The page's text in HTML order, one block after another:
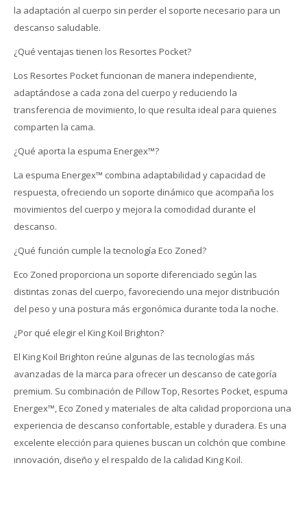
la adaptación al cuerpo sin perder el soporte necesario para un
descanso saludable.
¿Qué ventajas tienen los Resortes Pocket?
Los Resortes Pocket funcionan de manera independiente,
adaptándose a cada zona del cuerpo y reduciendo la
transferencia de movimiento, lo que resulta ideal para quienes
comparten la cama.
¿Qué aporta la espuma Energex™?
La espuma Energex™ combina adaptabilidad y capacidad de
respuesta, ofreciendo un soporte dinámico que acompaña los
movimientos del cuerpo y mejora la comodidad durante el
descanso.
¿Qué función cumple la tecnología Eco Zoned?
Eco Zoned proporciona un soporte diferenciado según las
distintas zonas del cuerpo, favoreciendo una mejor distribución
del peso y una postura más ergonómica durante toda la noche.
¿Por qué elegir el King Koil Brighton?
El King Koil Brighton reúne algunas de las tecnologías más
avanzadas de la marca para ofrecer un descanso de categoría
premium. Su combinación de Pillow Top, Resortes Pocket, espuma
Energex™, Eco Zoned y materiales de alta calidad proporciona una
experiencia de descanso confortable, estable y duradera. Es una
excelente elección para quienes buscan un colchón que combine
innovación, diseño y el respaldo de la calidad King Koil.